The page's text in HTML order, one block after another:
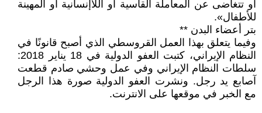
أو تتغاضى عن المعاملة القاسية أو اللاإنسانية أو المهينة
للأطفال».
بتر أعضاء البدن **
وفيما يتعلق بهذا العمل القروسطي الذي أصبح قانونًا في
النظام الإيراني، كتبت العفو الدولية في 18 يناير 2018:
سلطات النظام الإيراني وفي عمل وحشي صادم قطعت
آصابع يد رجل. ونشرت العفو الدولية صورة هذا الرجل
مع الخبر في موقعها على الانترنت.